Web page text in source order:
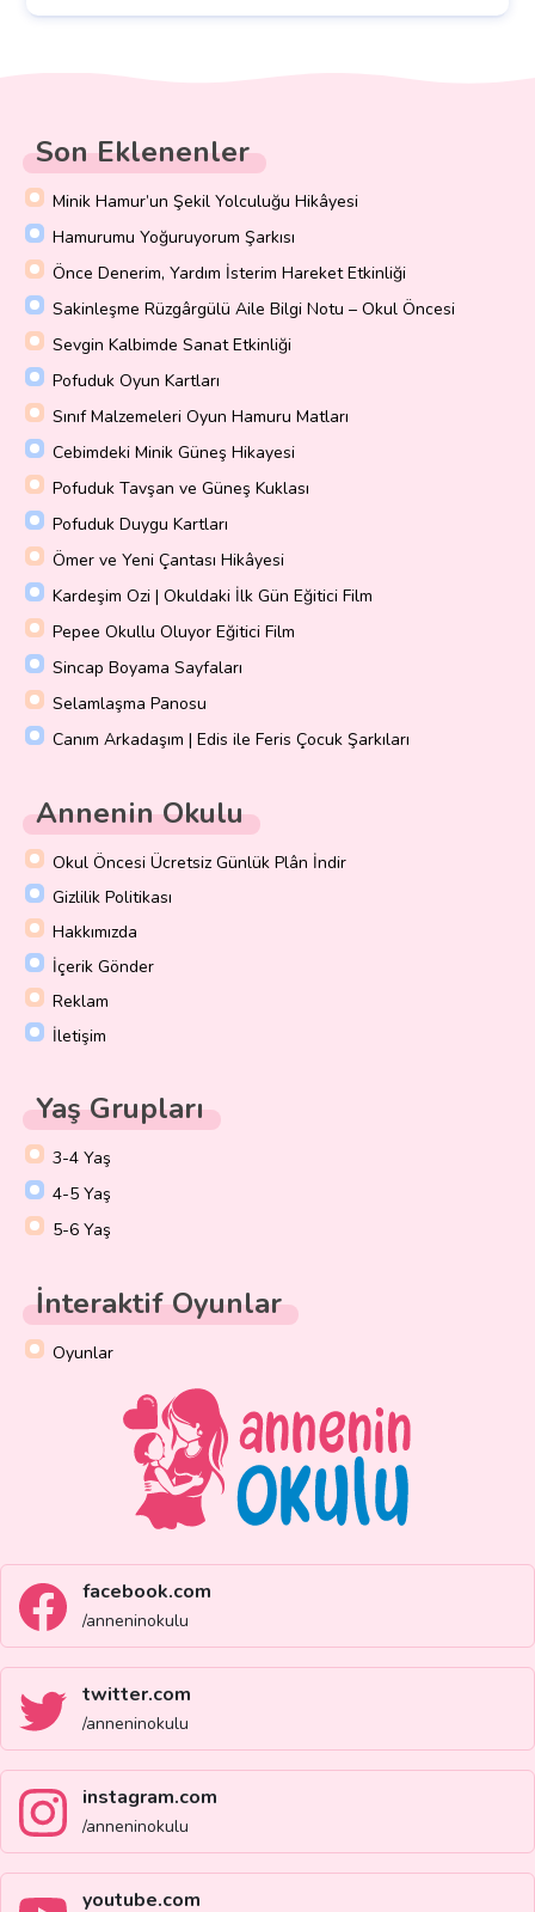
Son Eklenenler
Minik Hamur’un Şekil Yolculuğu Hikâyesi
Hamurumu Yoğuruyorum Şarkısı
Önce Denerim, Yardım İsterim Hareket Etkinliği
Sakinleşme Rüzgârgülü Aile Bilgi Notu – Okul Öncesi
Sevgin Kalbimde Sanat Etkinliği
Pofuduk Oyun Kartları
Sınıf Malzemeleri Oyun Hamuru Matları
Cebimdeki Minik Güneş Hikayesi
Pofuduk Tavşan ve Güneş Kuklası
Pofuduk Duygu Kartları
Ömer ve Yeni Çantası Hikâyesi
Kardeşim Ozi | Okuldaki İlk Gün Eğitici Film
Pepee Okullu Oluyor Eğitici Film
Sincap Boyama Sayfaları
Selamlaşma Panosu
Canım Arkadaşım | Edis ile Feris Çocuk Şarkıları
Annenin Okulu
Okul Öncesi Ücretsiz Günlük Plân İndir
Gizlilik Politikası
Hakkımızda
İçerik Gönder
Reklam
İletişim
Yaş Grupları
3-4 Yaş
4-5 Yaş
5-6 Yaş
İnteraktif Oyunlar
Oyunlar
facebook.com
/anneninokulu
twitter.com
/anneninokulu
instagram.com
/anneninokulu
youtube.com